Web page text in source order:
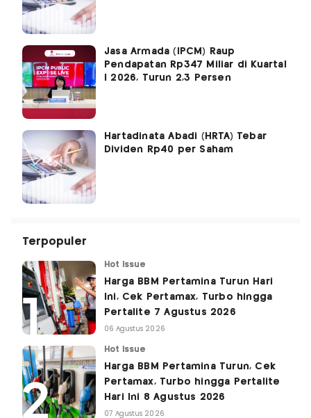
Jasa Armada (IPCM) Raup
Pendapatan Rp347 Miliar di Kuartal
I 2026, Turun 2,3 Persen
Hartadinata Abadi (HRTA) Tebar
Dividen Rp40 per Saham
Terpopuler
Hot Issue
Harga BBM Pertamina Turun Hari
Ini, Cek Pertamax, Turbo hingga
Pertalite 7 Agustus 2026
06 Agustus 2026
Hot Issue
Harga BBM Pertamina Turun, Cek
Pertamax, Turbo hingga Pertalite
Hari Ini 8 Agustus 2026
07 Agustus 2026